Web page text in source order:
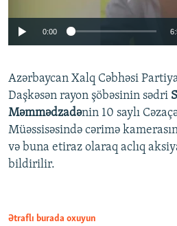
Auto 240p 360p
720p
0:00
Azərbaycan Xalq Cəbhəsi
Daşkəsən rayon şöbəsinin sədri
Məmmədzadənin 10 saylı
Müəssisəsində cərimə
və buna etiraz olaraq aclıq
bildirilir.
Ətraflı burada oxuyun